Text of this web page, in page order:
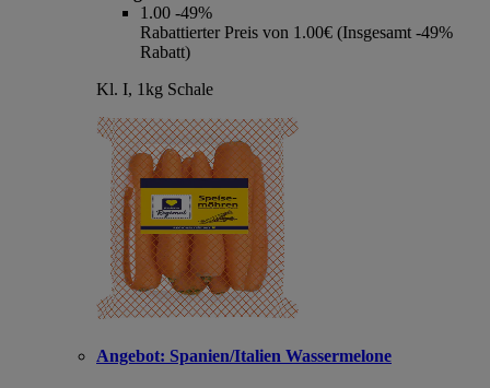
1.00 -49%
Rabattierter Preis von 1.00€ (Insgesamt -49%
Rabatt)
Kl. I, 1kg Schale
Angebot: Spanien/Italien Wassermelone